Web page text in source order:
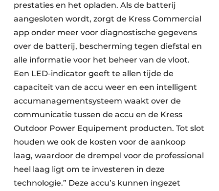
prestaties en het opladen. Als de batterij
aangesloten wordt, zorgt de Kress Commercial
app onder meer voor diagnostische gegevens
over de batterij, bescherming tegen diefstal en
alle informatie voor het beheer van de vloot.
Een LED-indicator geeft te allen tijde de
capaciteit van de accu weer en een intelligent
accumanagementsysteem waakt over de
communicatie tussen de accu en de Kress
Outdoor Power Equipement producten. Tot slot
houden we ook de kosten voor de aankoop
laag, waardoor de drempel voor de professional
heel laag ligt om te investeren in deze
technologie.” Deze accu’s kunnen ingezet